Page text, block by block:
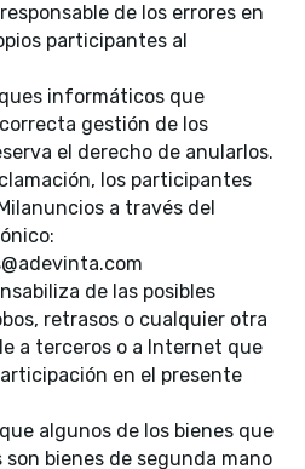
de los errores en
participantes al
informáticos que
gestión de los
el derecho de anularlos.
los participantes
a través del
de las posibles
retrasos o cualquier otra
a terceros o a Internet que
en el presente
algunos de los bienes que
bienes de segunda mano